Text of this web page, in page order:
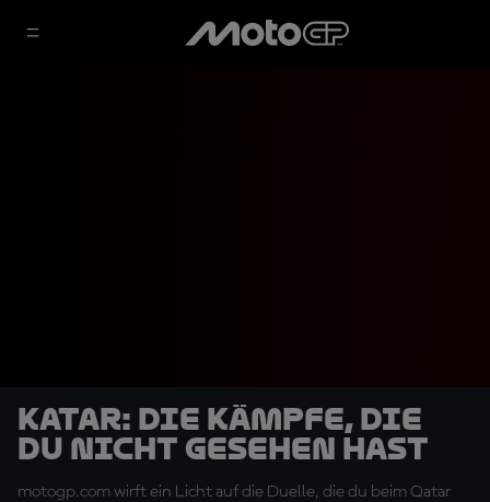
Katar: Die Kämpfe, die
du nicht gesehen hast
motogp.com wirft ein Licht auf die Duelle, die du beim Qatar